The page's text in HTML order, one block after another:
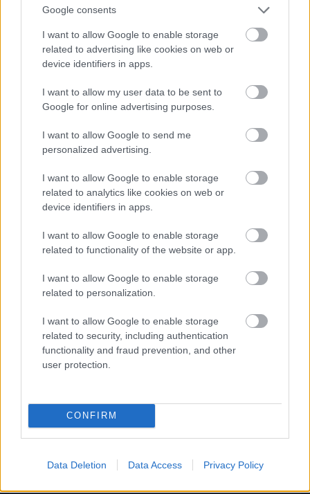
Google consents
I want to allow Google to enable storage
related to advertising like cookies on web or
device identifiers in apps.
I want to allow my user data to be sent to
Google for online advertising purposes.
I want to allow Google to send me
personalized advertising.
I want to allow Google to enable storage
related to analytics like cookies on web or
device identifiers in apps.
I want to allow Google to enable storage
related to functionality of the website or app.
I want to allow Google to enable storage
related to personalization.
I want to allow Google to enable storage
related to security, including authentication
functionality and fraud prevention, and other
user protection.
CONFIRM
Data Deletion Data Access Privacy Policy
Az ő neve Chanel Iman
Fotó: Gregory Pace / Beimages / Northfoto